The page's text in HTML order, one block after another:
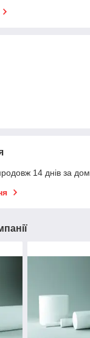
14 днів за